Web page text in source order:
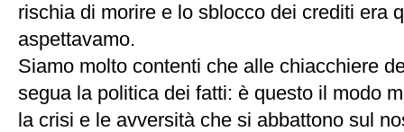
rischia di morire e lo sblocco dei crediti era
aspettavamo.
Siamo molto contenti che alle chiacchiere
segua la politica dei fatti: è questo il modo
la crisi e le avversità che si abbattono sul